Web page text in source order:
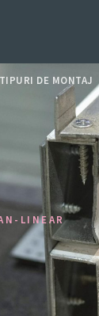
TIPURI DE MONTAJ
LINEAR